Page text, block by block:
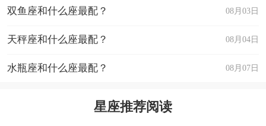
08月03日
双鱼座和什么座最配？
08月04日
天秤座和什么座最配？
08月07日
水瓶座和什么座最配？
星座推荐阅读